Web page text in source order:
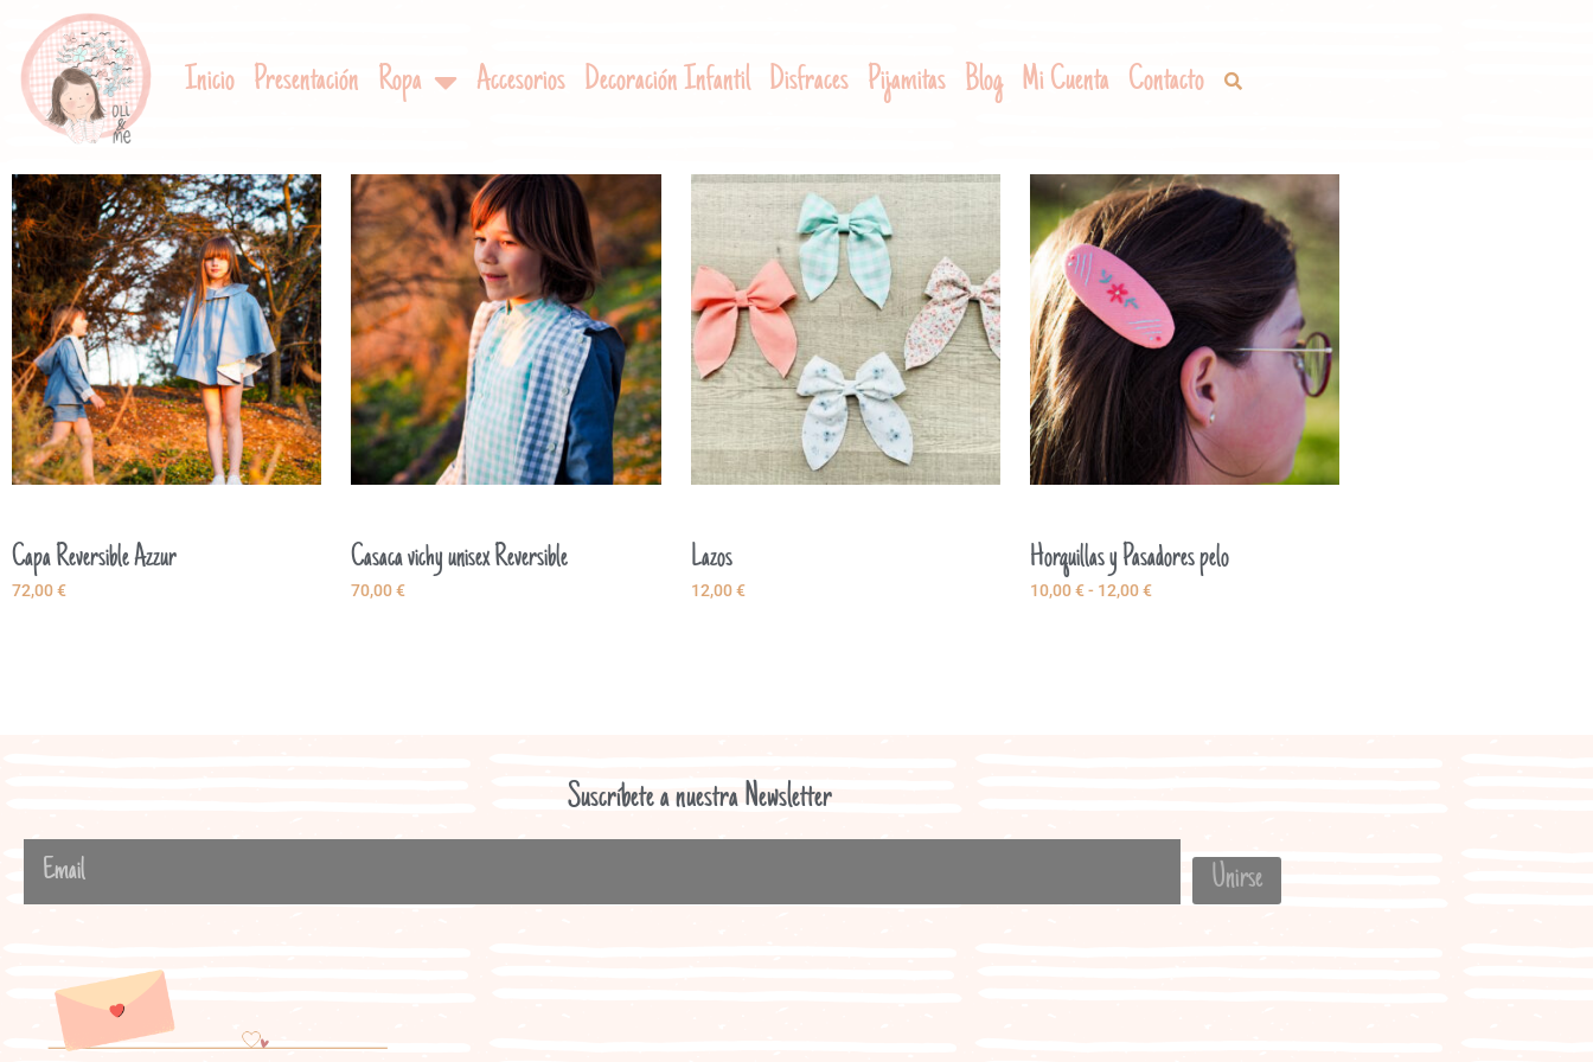
Inicio Presentación Ropa Accesorios Decoración Infantil Disfraces Pijamitas Blog Mi Cuenta Contacto
Capa Reversible Azzur
72,00€
Casaca vichy unisex Reversible
70,00€
Lazos
12,00€
Horquillas y Pasadores pelo
10,00€ - 12,00€
Suscríbete a nuestra Newsletter
Unirse